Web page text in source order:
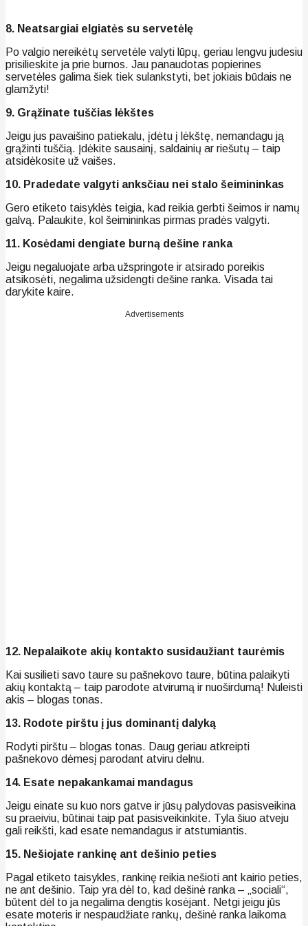
8. Neatsargiai elgiatės su servetėlę
Po valgio nereikėtų servetėle valyti lūpų, geriau lengvu judesiu
prisilieskite ja prie burnos. Jau panaudotas popierines
servetėles galima šiek tiek sulankstyti, bet jokiais būdais ne
glamžyti!
9. Grąžinate tuščias lėkštes
Jeigu jus pavaišino patiekalu, įdėtu į lėkštę, nemandagu ją
grąžinti tuščią. Įdėkite sausainį, saldainių ar riešutų – taip
atsidėkosite už vaišes.
10. Pradedate valgyti anksčiau nei stalo šeimininkas
Gero etiketo taisyklės teigia, kad reikia gerbti šeimos ir namų
galvą. Palaukite, kol šeimininkas pirmas pradės valgyti.
11. Kosėdami dengiate burną dešine ranka
Jeigu negaluojate arba užspringote ir atsirado poreikis
atsikosėti, negalima užsidengti dešine ranka. Visada tai
darykite kaire.
Advertisements
12. Nepalaikote akių kontakto susidaužiant taurėmis
Kai susilieti savo taure su pašnekovo taure, būtina palaikyti
akių kontaktą – taip parodote atvirumą ir nuoširdumą! Nuleisti
akis – blogas tonas.
13. Rodote pirštu į jus dominantį dalyką
Rodyti pirštu – blogas tonas. Daug geriau atkreipti
pašnekovo dėmesį parodant atviru delnu.
14. Esate nepakankamai mandagus
Jeigu einate su kuo nors gatve ir jūsų palydovas pasisveikina
su praeiviu, būtinai taip pat pasisveikinkite. Tyla šiuo atveju
gali reikšti, kad esate nemandagus ir atstumiantis.
15. Nešiojate rankinę ant dešinio peties
Pagal etiketo taisykles, rankinę reikia nešioti ant kairio peties,
ne ant dešinio. Taip yra dėl to, kad dešinė ranka – „sociali“,
būtent dėl to ja negalima dengtis kosėjant. Netgi jeigu jūs
esate moteris ir nespaudžiate rankų, dešinė ranka laikoma